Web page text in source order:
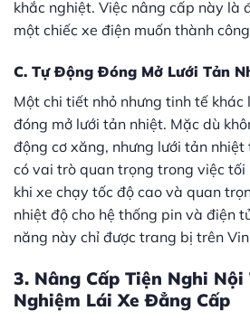
khắc nghiệt. Việc nâng cấp này là
một chiếc xe điện muốn thành
C. Tự Động Đóng Mở Lưới Tản
Một chi tiết nhỏ nhưng tinh tế khác
đóng mở lưới tản nhiệt. Mặc dù
động cơ xăng, nhưng lưới tản
có vai trò quan trọng trong việc tối
khi xe chạy tốc độ cao và quan
nhiệt độ cho hệ thống pin và điện
năng này chỉ được trang bị trên
3. Nâng Cấp Tiện Nghi
Nghiệm Lái Xe Đẳng Cấp